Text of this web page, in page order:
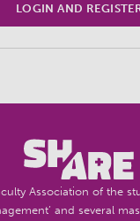
LOGIN AND
Association of the
and several